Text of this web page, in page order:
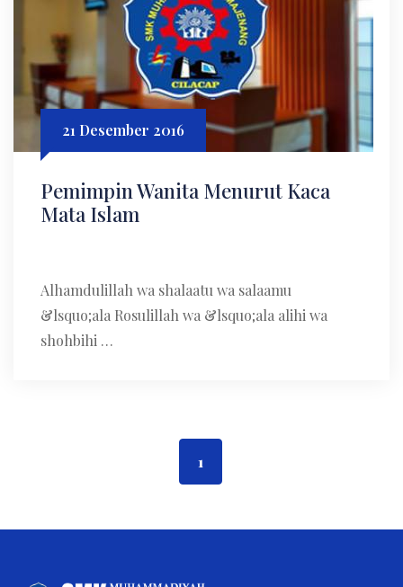
21 Desember 2016
Pemimpin Wanita Menurut Kaca
Mata Islam
Alhamdulillah wa shalaatu wa salaamu
&lsquo;ala Rosulillah wa &lsquo;ala alihi wa
shohbihi …
1